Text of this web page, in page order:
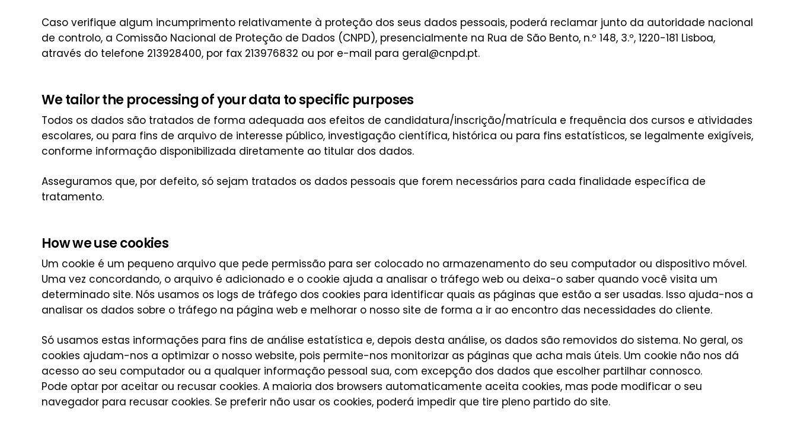
Caso verifique algum incumprimento relativamente à proteção dos seus dados pessoais, poderá reclamar junto da autoridade nacional
de controlo, a Comissão Nacional de Proteção de Dados (CNPD), presencialmente na Rua de São Bento, n.º 148, 3.º, 1220-181 Lisboa,
através do telefone 213928400, por fax 213976832 ou por e-mail para geral@cnpd.pt.
We tailor the processing of your data to specific purposes
Todos os dados são tratados de forma adequada aos efeitos de candidatura/inscrição/matrícula e frequência dos cursos e atividades
escolares, ou para fins de arquivo de interesse público, investigação científica, histórica ou para fins estatísticos, se legalmente exigíveis,
conforme informação disponibilizada diretamente ao titular dos dados.
Asseguramos que, por defeito, só sejam tratados os dados pessoais que forem necessários para cada finalidade específica de
tratamento.
How we use cookies
Um cookie é um pequeno arquivo que pede permissão para ser colocado no armazenamento do seu computador ou dispositivo móvel.
Uma vez concordando, o arquivo é adicionado e o cookie ajuda a analisar o tráfego web ou deixa-o saber quando você visita um
determinado site. Nós usamos os logs de tráfego dos cookies para identificar quais as páginas que estão a ser usadas. Isso ajuda-nos a
analisar os dados sobre o tráfego na página web e melhorar o nosso site de forma a ir ao encontro das necessidades do cliente.
Só usamos estas informações para fins de análise estatística e, depois desta análise, os dados são removidos do sistema. No geral, os
cookies ajudam-nos a optimizar o nosso website, pois permite-nos monitorizar as páginas que acha mais úteis. Um cookie não nos dá
acesso ao seu computador ou a qualquer informação pessoal sua, com excepção dos dados que escolher partilhar connosco.
Pode optar por aceitar ou recusar cookies. A maioria dos browsers automaticamente aceita cookies, mas pode modificar o seu
navegador para recusar cookies. Se preferir não usar os cookies, poderá impedir que tire pleno partido do site.